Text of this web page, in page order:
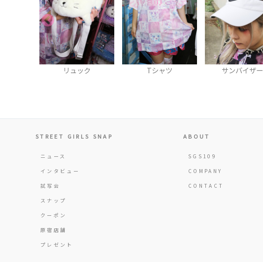
リュック Tシャツ サンバイザー
STREET GIRLS SNAP
ニュース
インタビュー
試写会
スナップ
クーポン
原宿店舗
プレゼント
ABOUT
SGS109
COMPANY
CONTACT